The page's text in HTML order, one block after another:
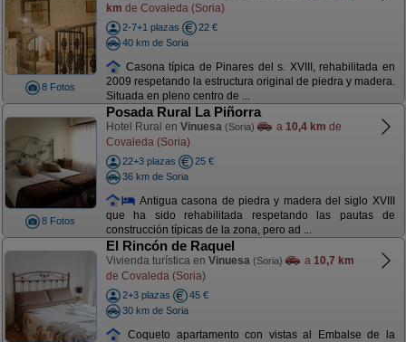
8 Fotos
km de Covaleda (Soria)
2-7+1 plazas
22 €
40 km de Soria
Casona típica de Pinares del s. XVIII, rehabilitada en
2009 respetando la estructura original de piedra y madera.
Situada en pleno centro de ...
8 Fotos
Posada Rural La Piñorra
Hotel Rural en Vinuesa (Soria) a 10,4 km de
Covaleda (Soria)
22+3 plazas
25 €
36 km de Soria
Antigua casona de piedra y madera del siglo XVIII
que ha sido rehabilitada respetando las pautas de
construcción típicas de la zona, pero ad ...
El Rincón de Raquel
Vivienda turística en Vinuesa (Soria) a 10,7 km
de Covaleda (Soria)
2+3 plazas
45 €
30 km de Soria
Coqueto apartamento con vistas al Embalse de la